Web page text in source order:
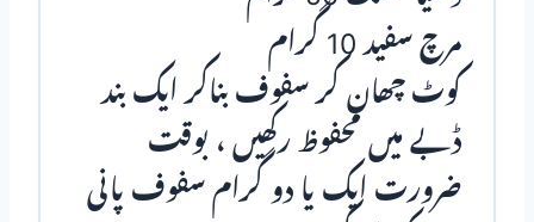
مرچ سفید 10 گرام
کوٹ چھان کر سفوف بناکر ایک بند
ڈبـے میں محفوظ رکھیں ، بوقت
ضرورت ایک یا دو گرام سفوف پانی